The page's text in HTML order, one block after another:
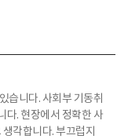
습니다. 사회부 기동취
다. 현장에서 정확한 사
각합니다. 부끄럽지